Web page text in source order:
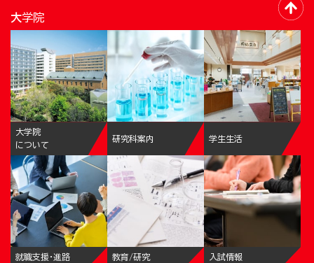
大学院
大学院
について
研究科案内 学生生活
就職支援・進路 教育/研究 入試情報